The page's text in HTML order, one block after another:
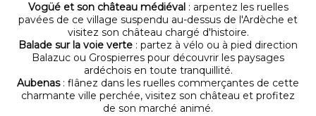
Vogüé et son château médiéval: arpentez les ruelles
pavées de ce village suspendu au-dessus de l'Ardèche et
visitez son château chargé d'histoire.
Balade sur la voie verte : partez à vélo ou à pied direction
Balazuc ou Grospierres pour découvrir les paysages
ardéchois en toute tranquillité.
Aubenas: flânez dans les ruelles commerçantes de cette
charmante ville perchée, visitez son château et profitez
de son marché animé.